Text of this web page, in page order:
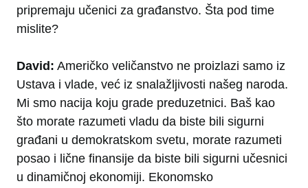
pripremaju učenici za građanstvo. Šta pod time
mislite?
David: Američko veličanstvo ne proizlazi samo iz
Ustava i vlade, već iz snalažljivosti našeg naroda.
Mi smo nacija koju grade preduzetnici. Baš kao
što morate razumeti vladu da biste bili sigurni
građani u demokratskom svetu, morate razumeti
posao i lične finansije da biste bili sigurni učesnici
u dinamičnoj ekonomiji. Ekonomsko